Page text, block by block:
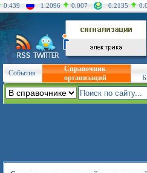
0.439 1.2096 0.007 0.2135
События
Справочник
организаций